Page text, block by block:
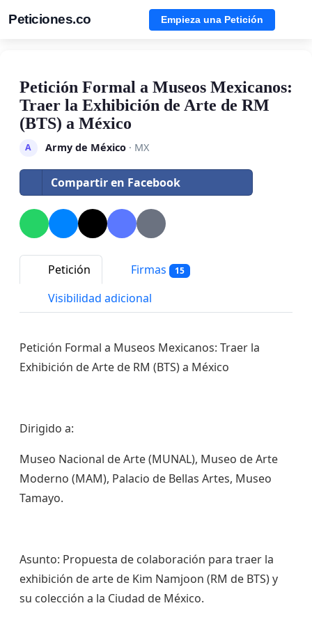
Peticiones.co Empieza una Petición
Petición Formal a Museos Mexicanos:
Traer la Exhibición de Arte de RM
(BTS) a México
A Army de México· MX
Compartir en Facebook
Petición Firmas 15
Visibilidad adicional
Petición Formal a Museos Mexicanos: Traer la
Exhibición de Arte de RM (BTS) a México
​Dirigido a:
​Museo Nacional de Arte (MUNAL), Museo de Arte
Moderno (MAM), Palacio de Bellas Artes, Museo
Tamayo.
​Asunto: Propuesta de colaboración para traer la
exhibición de arte de Kim Namjoon (RM de BTS) y
su colección a la Ciudad de México.